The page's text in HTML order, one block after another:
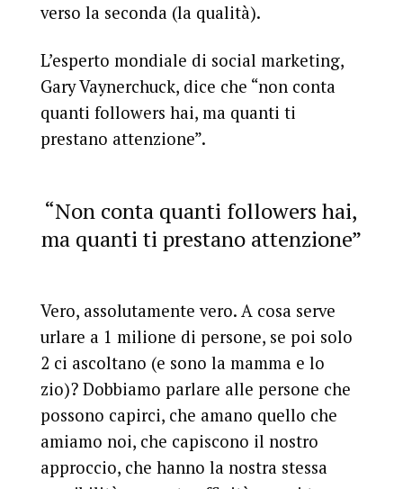
verso la seconda (la qualità).
L’esperto mondiale di social marketing,
Gary Vaynerchuck, dice che “non conta
quanti followers hai, ma quanti ti
prestano attenzione”.
“Non conta quanti followers hai,
ma quanti ti prestano attenzione”
Vero, assolutamente vero. A cosa serve
urlare a 1 milione di persone, se poi solo
2 ci ascoltano (e sono la mamma e lo
zio)? Dobbiamo parlare alle persone che
possono capirci, che amano quello che
amiamo noi, che capiscono il nostro
approccio, che hanno la nostra stessa